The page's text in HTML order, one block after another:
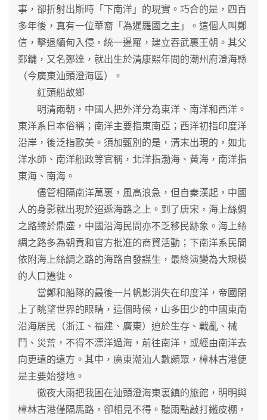
事，卻折射出斯時「下南洋」的現實。巧合的是，四百
多年後，真有一位華裔「為暹羅國之主」。這個人叫鄭
信，擊退緬甸入侵，統一暹羅，建立吞武裏王朝。其父
鄭鏞，又名鄭達，就出生於清康熙年間的潮州府澄海縣
（今廣東汕頭澄海區）。
紅頭船故鄉
明清兩朝，中國人把外洋分為東洋、南洋和西洋。
東洋系日本俗稱；南洋主要指東南亞；西洋初指印度洋
沿岸，後泛指歐美。須加甄別的是，清末出現的，如北
洋水師、南洋船政等官稱，北洋指渤海、黃海，南洋指
東海、南海。
儘管相隔南洋萬裏，風高浪急，但自秦漢起，中國
人的身影就出現於迢遞海路之上。到了唐宋，海上絲綢
之路臻於鼎盛，中國沿海民間亦不乏移民跡象。海上絲
綢之路多為朝貢和官方批准的商貿活動；下南洋系民間
依附海上絲綢之路的海路自發謀生，最終演變為大規模
的人口遷徙。
當鄭和船隊的最後一片帆影消失在印度洋，帝國閉
上了眺望世界的眼睛，這個時候，山多田少的中國東南
沿海居民（浙江、福建、廣東）迫於生存、戰亂、械
鬥、災荒，不得不漂洋過海，前往南洋，或經由南洋去
向更遠的遠方。其中，廣東潮汕人數頗眾，樟林古港便
是主要始發地。
徹夜大雨把我困在汕頭澄海東裏鎮的旅館，明明與
樟林古港僅隔馬路，卻相見不得。聽雨點敲打鐵皮棚，